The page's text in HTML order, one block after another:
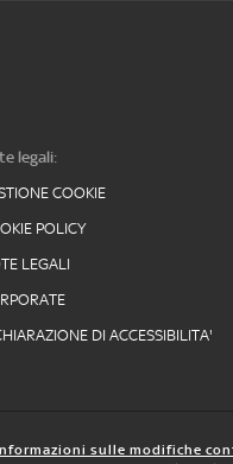
legali:
COOKIE
POLICY
LEGALI
DI ACCESSIBILITA'
sulle modifiche